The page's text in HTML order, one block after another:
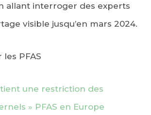
allant interroger des experts
visible jusqu’en mars 2024.
les PFAS
une restriction des
» PFAS en Europe